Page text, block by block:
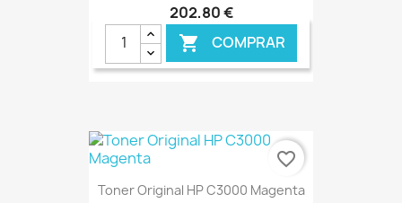
202,80 €
 COMPRAR
€ ONLINE
Toner Original HP C3000 Magenta
favorite_border